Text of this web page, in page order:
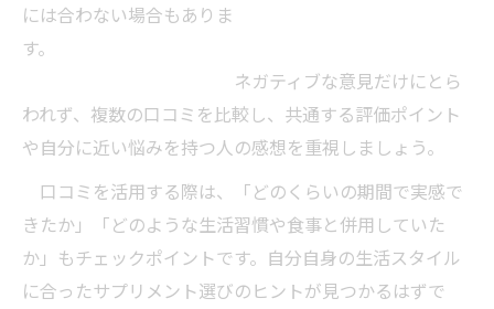
には合わない場合もありま
す。
ネガティブな意見だけにとら
われず、複数の口コミを比較し、共通する評価ポイント
や自分に近い悩みを持つ人の感想を重視しましょう。
口コミを活用する際は、「どのくらいの期間で実感で
きたか」「どのような生活習慣や食事と併用していた
か」もチェックポイントです。自分自身の生活スタイル
に合ったサプリメント選びのヒントが見つかるはずで